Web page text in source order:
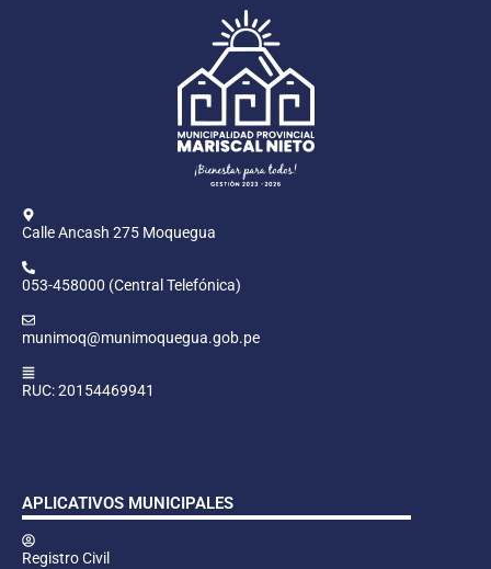
Calle Ancash 275 Moquegua
053-458000 (Central Telefónica)
munimoq@munimoquegua.gob.pe
RUC: 20154469941
APLICATIVOS MUNICIPALES
Registro Civil